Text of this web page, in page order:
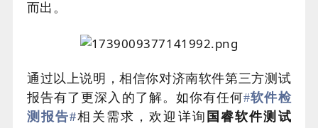
而出。
通过以上说明，相信你对济南软件第三方测试
报告有了更深入的了解。如你有任何#软件检
测报告#相关需求，欢迎详询 国睿软件测试